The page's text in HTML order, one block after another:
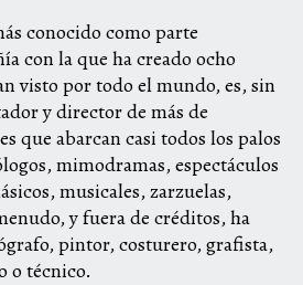
conocido como parte
con la que ha creado ocho
visto por todo el mundo, es, sin
y director de más de
que abarcan casi todos los palos
mimodramas, espectáculos
musicales, zarzuelas,
y fuera de créditos, ha
pintor, costurero, grafista,
o técnico.